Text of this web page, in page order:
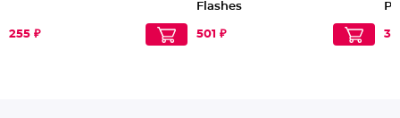
255 ₽
Flashes
501 ₽